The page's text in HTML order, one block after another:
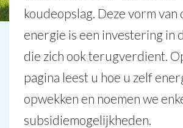
koudeopslag. Deze vorm van
energie is een investering in
die zich ook terugverdient.
pagina leest u hoe u zelf
opwekken en noemen we
subsidiemogelijkheden.